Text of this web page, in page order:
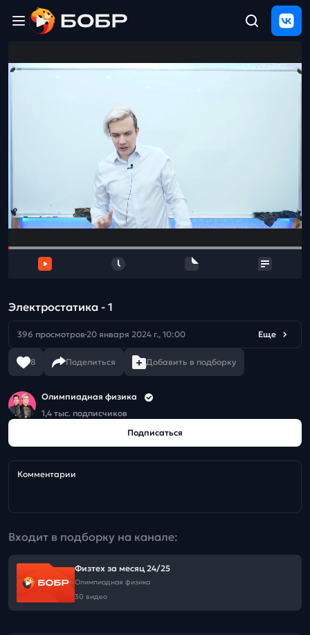
ЩЕЛЧОК
и
Электростатика - 1
396 просмотров 20 января 2024 г., 10:00 Еще
8 Поделиться Добавить в подборку
Олимпиадная физика
1,4 тыс. подписчиков
Подписаться
Комментарии
Входит в подборку на канале:
Физтех за месяц 24/25
Олимпиадная физика
30 видео